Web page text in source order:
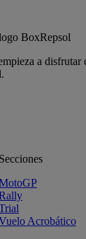
a disfrutar
Secciones
Acrobático